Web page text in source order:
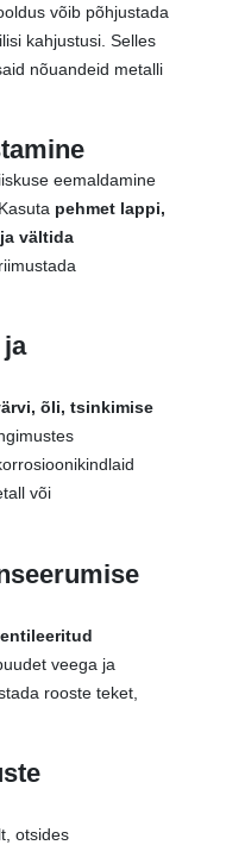
võib põhjustada
kahjustusi. Selles
nõuandeid metalli
eemaldamine
pehmet lappi,
vältida
õli, tsinkimise
või
veega ja
rooste teket,
otsides